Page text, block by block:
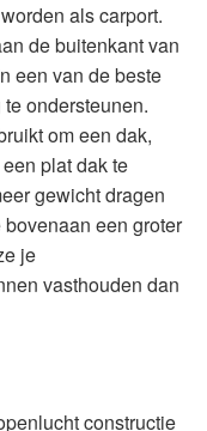
als carport.
de buitenkant van
een van de beste
ondersteunen.
om een ​​dak,
plat dak te
gewicht dragen
een groter
je
vasthouden dan
constructie